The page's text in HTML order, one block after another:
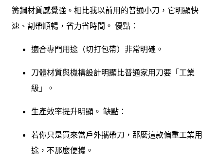
簧鋼材質感覺強。相比我以前用的普通小刀，它明顯快
速、割帶順暢，省力省時間。 優點：
適合專門用途（切打包帶）非常明確。
刀體材質與機構設計明顯比普通家用刀要「工業
級」。
生產效率提升明顯。 缺點：
若你只是買來當戶外攜帶刀，那麼這款偏重工業用
途，不那麼便攜。